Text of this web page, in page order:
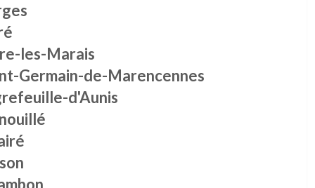
les-Marais
Germain-de-Marencennes
d'Aunis